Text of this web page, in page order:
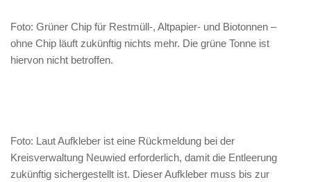
Foto: Grüner Chip für Restmüll-, Altpapier- und Biotonnen –
ohne Chip läuft zukünftig nichts mehr. Die grüne Tonne ist
hiervon nicht betroffen.
Foto: Laut Aufkleber ist eine Rückmeldung bei der
Kreisverwaltung Neuwied erforderlich, damit die Entleerung
zukünftig sichergestellt ist. Dieser Aufkleber muss bis zur